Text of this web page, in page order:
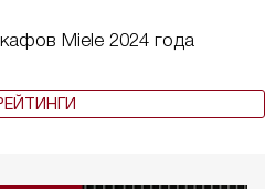
Miele 2024 года